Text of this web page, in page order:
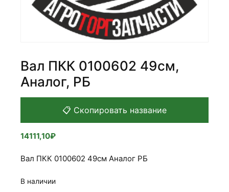
Вал ПКК 0100602 49см,
Аналог, РБ
📋 Скопировать название
14111,10₽
Вал ПКК 0100602 49см Аналог РБ
В наличии